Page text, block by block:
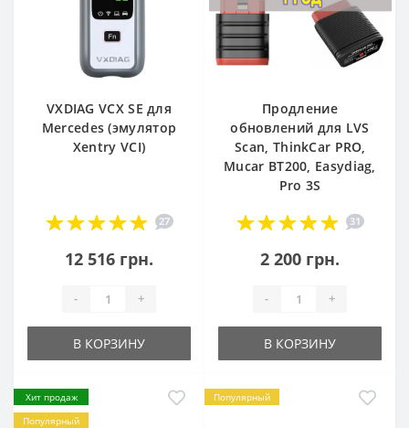
VXDIAG VCX SE для
Mercedes (эмулятор
Xentry VCI)
27
12 516 грн.
- +
В КОРЗИНУ
Продление
обновлений для LVS
Scan, ThinkCar PRO,
Mucar BT200, Easydiag,
Pro 3S
31
2 200 грн.
- +
В КОРЗИНУ
Хит продаж
Популярный
Популярный